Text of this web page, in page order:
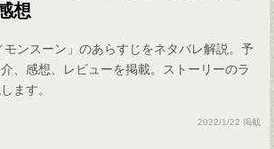
想
ンスーン」のあらすじをネタバレ解説。予
、感想、レビューを掲載。ストーリーのラ
ます。
2022/1/22 掲載